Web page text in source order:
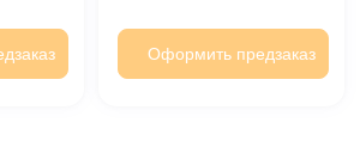
Оформить предзаказ